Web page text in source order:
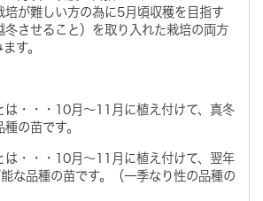
培が難しい方の為に5月頃収穫を目指す
冬させること）を取り入れた栽培の両方
す。
は・・・10月～11月に植え付けて、真冬
の苗です。
は・・・10月～11月に植え付けて、翌年
な品種の苗です。（一季なり性の品種の